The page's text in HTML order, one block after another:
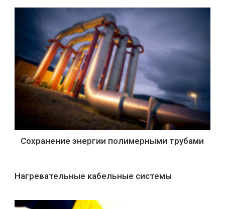
Сохранение энергии полимерными трубами
Нагревательные кабельные системы